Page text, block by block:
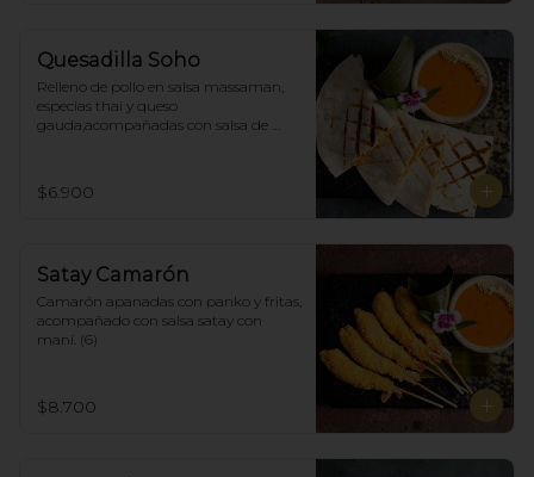
Quesadilla Soho
Relleno de pollo en salsa massaman,
especias thai y queso
gauda,acompañadas con salsa de
$6.900
Satay Camarón
Camarón apanadas con panko y fritas,
acompañado con salsa satay con
maní. (6)
$8.700